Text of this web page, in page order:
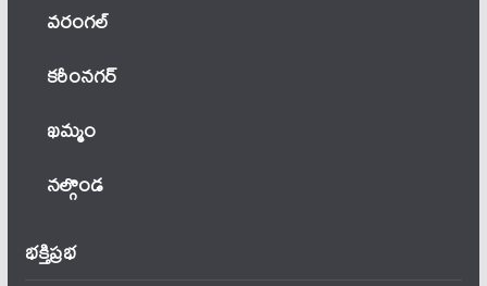
వ‌రంగ‌ల్
కరీంనగర్
ఖ‌మ్మం
నల్గొండ
భక్తిప్రభ